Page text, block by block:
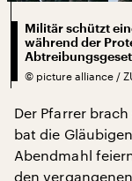
Militär schützt
während der
© picture alliance /
Der Pfarrer
bat die
Abendmahl
den